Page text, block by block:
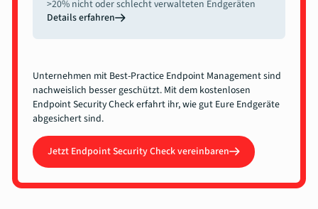
Unternehmen mit Best-Practice Endpoint Management sind
nachweislich besser geschützt. Mit dem kostenlosen
Endpoint Security Check erfahrt ihr, wie gut Eure Endgeräte
abgesichert sind.
Jetzt Endpoint Security Check vereinbaren
>20% nicht oder schlecht verwalteten Endgeräten
Details erfahren